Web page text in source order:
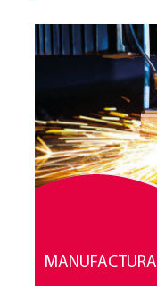
MANUFACTURA